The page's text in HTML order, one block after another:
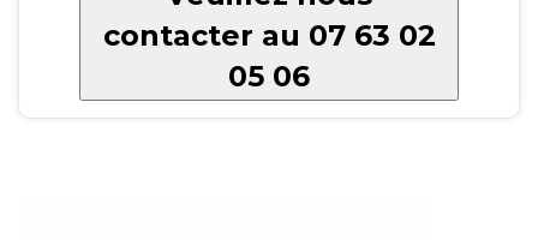
contacter au 07 63 02
05 06